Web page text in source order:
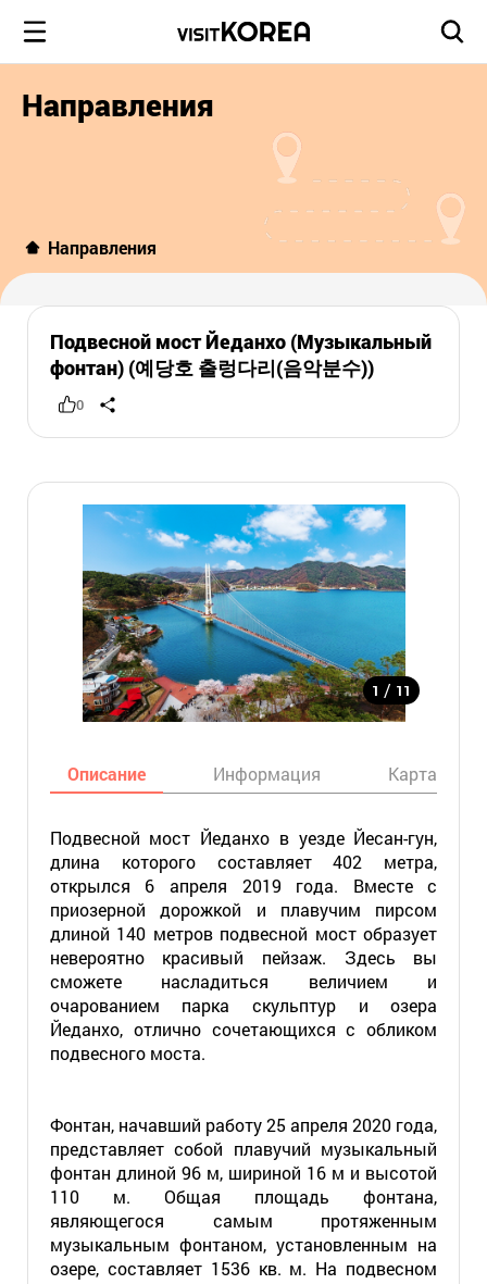
Направления
Направления
Подвесной мост Йеданхо (Музыкальный
фонтан) (예당호 출렁다리(음악분수))
0
1 / 11
Описание Информация Карта
Подвесной мост Йеданхо в уезде Йесан-гун,
длина которого составляет 402 метра,
открылся 6 апреля 2019 года. Вместе с
приозерной дорожкой и плавучим пирсом
длиной 140 метров подвесной мост образует
невероятно красивый пейзаж. Здесь вы
сможете насладиться величием и
очарованием парка скульптур и озера
Йеданхо, отлично сочетающихся с обликом
подвесного моста.
Фонтан, начавший работу 25 апреля 2020 года,
представляет собой плавучий музыкальный
фонтан длиной 96 м, шириной 16 м и высотой
110 м. Общая площадь фонтана,
являющегося самым протяженным
музыкальным фонтаном, установленным на
озере, составляет 1536 кв. м. На подвесном